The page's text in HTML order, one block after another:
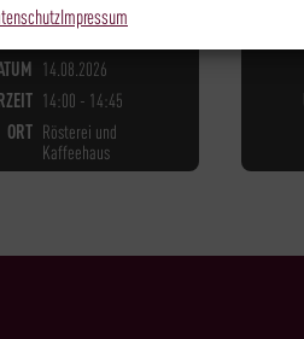
Impressum
15PLÄTZE VERFÜGBAR
14.08.2026
14:00 - 14:45
ORT Rösterei und
Kaffeehaus